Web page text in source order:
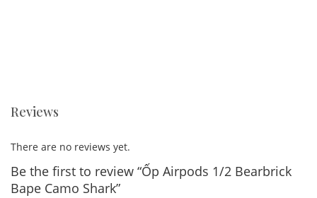
Reviews
There are no reviews yet.
Be the first to review “Ốp Airpods 1/2 Bearbrick
Bape Camo Shark”